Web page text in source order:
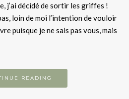
j’ai décidé de sortir les griffes !
loin de moi l’intention de vouloir
puisque je ne sais pas vous, mais
READING